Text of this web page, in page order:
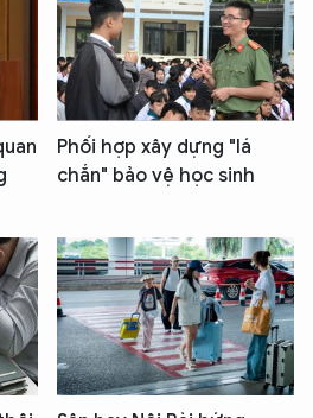
Phối hợp xây dựng "lá
chắn" bảo vệ học sinh